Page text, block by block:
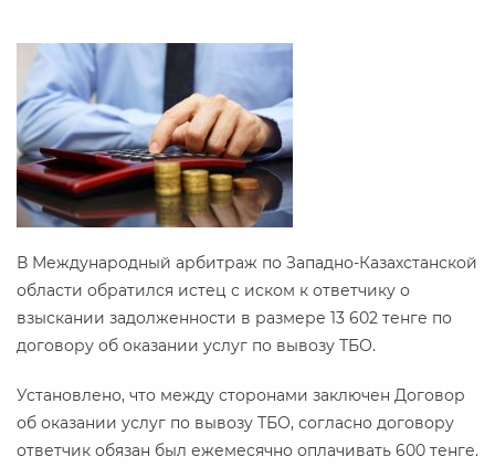
В Международный арбитраж по Западно-Казахстанской
области обратился истец с иском к ответчику о
взыскании задолженности в размере 13 602 тенге по
договору об оказании услуг по вывозу ТБО.
Установлено, что между сторонами заключен Договор
об оказании услуг по вывозу ТБО, согласно договору
ответчик обязан был ежемесячно оплачивать 600 тенге.